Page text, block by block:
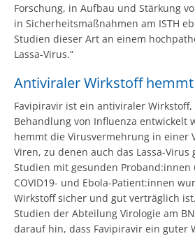
Forschung, in Aufbau und Stärkung
in Sicherheitsmaßnahmen am ISTH
Studien dieser Art an einem
Lassa-Virus.”
Antiviraler Wirkstoff hemmt
Favipiravir ist ein antiviraler
Behandlung von Influenza entwickelt
hemmt die Virusvermehrung in einer
Viren, zu denen auch das Lassa-
Studien mit gesunden Proband:innen
COVID19- und Ebola-Patient:innen
Wirkstoff sicher und gut verträglich
Studien der Abteilung Virologie am
darauf hin, dass Favipiravir ein guter